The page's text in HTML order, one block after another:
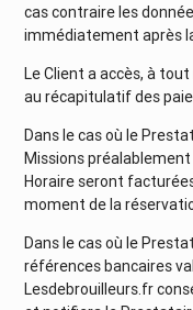
cas contraire les
immédiatement après
Le Client a accès, à tout
au récapitulatif des
Dans le cas où le
Missions
Horaire seront
moment de la
Dans le cas où le
références bancaires
Lesdebrouilleurs.fr